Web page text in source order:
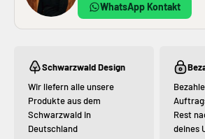
WhatsApp Kontakt
Schwarzwald Design
Wir liefern alle unsere
Produkte aus dem
Schwarzwald in
Deutschland
Rest
deines